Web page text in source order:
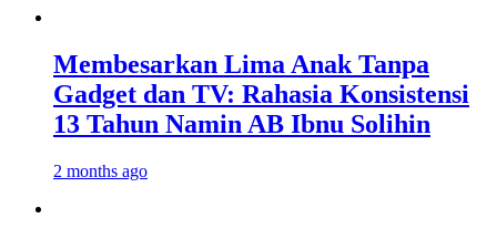
Membesarkan Lima Anak Tanpa
Gadget dan TV: Rahasia Konsistensi
13 Tahun Namin AB Ibnu Solihin
2 months ago